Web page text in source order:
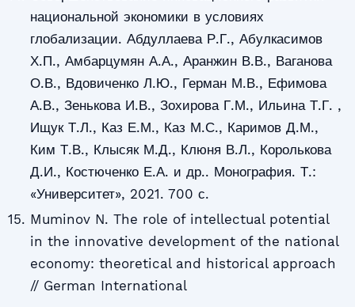
национальной экономики в условиях
глобализации. Абдуллаева Р.Г., Абулкасимов
Х.П., Амбарцумян А.А., Аранжин В.В., Ваганова
О.В., Вдовиченко Л.Ю., Герман М.В., Ефимова
А.В., Зенькова И.В., Зохирова Г.М., Ильина Т.Г. ,
Ищук Т.Л., Каз Е.М., Каз М.С., Каримов Д.М.,
Ким Т.В., Клысяк М.Д., Клюня В.Л., Королькова
Д.И., Костюченко Е.А. и др.. Монография. Т.:
«Университет», 2021. 700 с.
Muminov N. The role of intellectual potential
in the innovative development of the national
economy: theoretical and historical approach
// German International